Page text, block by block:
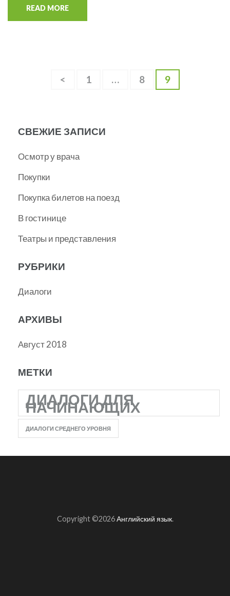
READ MORE
Навигация
< Page
1 … Page
8 Page
9
СВЕЖИЕ ЗАПИСИ
Осмотр у врача
Покупки
Покупка билетов на поезд
В гостинице
Театры и представления
РУБРИКИ
Диалоги
АРХИВЫ
Август 2018
МЕТКИ
ДИАЛОГИ ДЛЯ
НАЧИНАЮЩИХ
ДИАЛОГИ СРЕДНЕГО УРОВНЯ
Copyright ©2026Английский язык.